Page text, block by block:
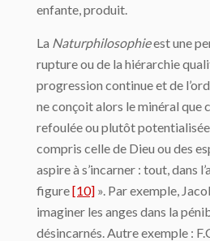
enfante, produit.
La Naturphilosophieest une
rupture ou de la hiérarchie
progression continue et de
ne conçoit alors le mi­néral que
refoulée ou plutôt
compris celle de Dieu ou des
aspire à s’incarner : tout, dans
figure[10] ». Par exemple,
imaginer les anges dans la
désincarnés. Autre exemple :